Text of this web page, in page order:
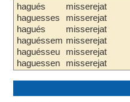
hagués
haguesses
hagués
haguéssem
haguésseu
haguessen
misserejat
misserejat
misserejat
misserejat
misserejat
misserejat